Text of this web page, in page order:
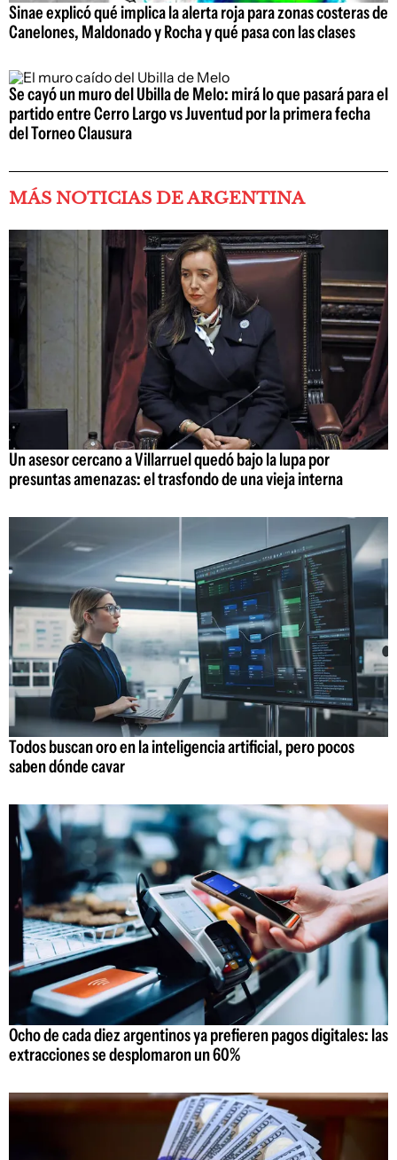
Sinae explicó qué implica la alerta roja para zonas costeras de
Canelones, Maldonado y Rocha y qué pasa con las clases
Se cayó un muro del Ubilla de Melo: mirá lo que pasará para el
partido entre Cerro Largo vs Juventud por la primera fecha
del Torneo Clausura
MÁS NOTICIAS DE ARGENTINA
Un asesor cercano a Villarruel quedó bajo la lupa por
presuntas amenazas: el trasfondo de una vieja interna
Todos buscan oro en la inteligencia artificial, pero pocos
saben dónde cavar
Ocho de cada diez argentinos ya prefieren pagos digitales: las
extracciones se desplomaron un 60%